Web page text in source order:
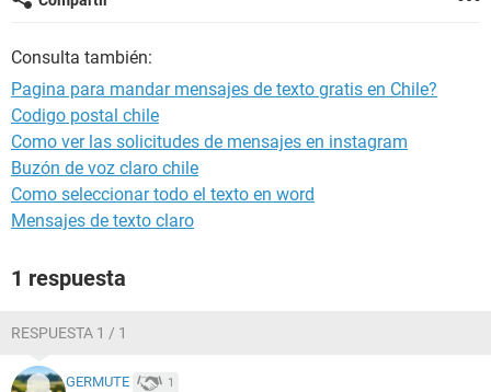
Consulta también:
Pagina para mandar mensajes de texto gratis en Chile?
Codigo postal chile
Como ver las solicitudes de mensajes en instagram
Buzón de voz claro chile
Como seleccionar todo el texto en word
Mensajes de texto claro
1 respuesta
RESPUESTA 1 / 1
GERMUTE 1